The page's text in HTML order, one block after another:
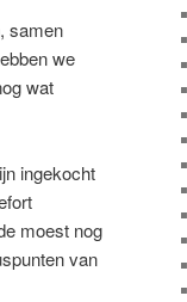
samen
we
wat
ingekocht
moest nog
van